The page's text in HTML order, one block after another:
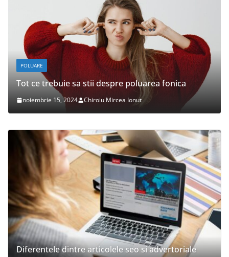
POLUARE
Tot ce trebuie sa stii despre poluarea fonica
noiembrie 15, 2024 Chiroiu Mircea Ionut
Diferentele dintre articolele seo si advertoriale